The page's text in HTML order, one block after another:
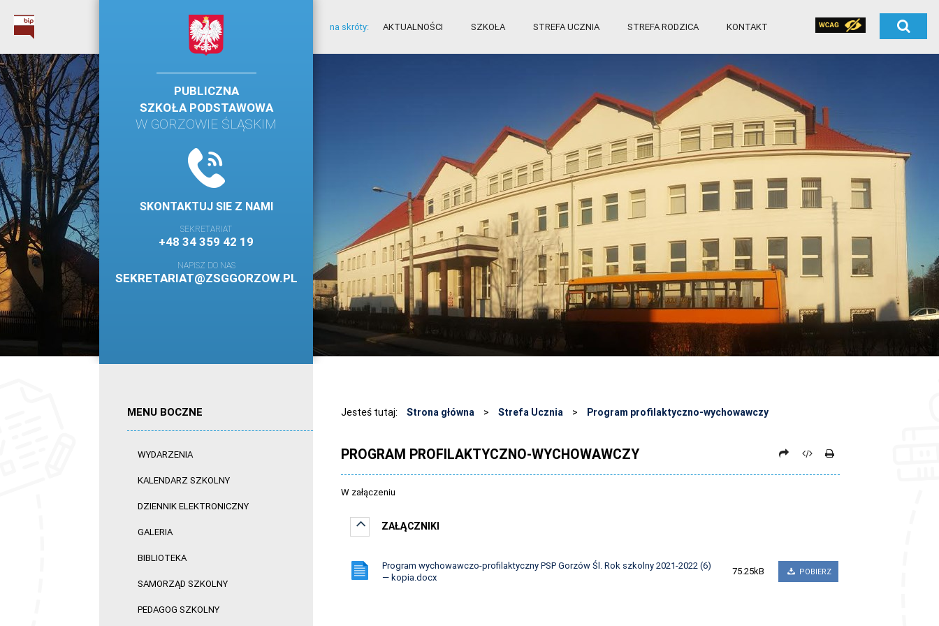
na skróty: AKTUALNOŚCI SZKOŁA STREFA UCZNIA STREFA RODZICA KONTAKT
PUBLICZNA
SZKOŁA PODSTAWOWA
W GORZOWIE ŚLĄSKIM
SKONTAKTUJ SIE Z NAMI
SEKRETARIAT
+48 34 359 42 19
NAPISZ DO NAS
SEKRETARIAT@ZSGGORZOW.PL
MENU BOCZNE
WYDARZENIA
KALENDARZ SZKOLNY
DZIENNIK ELEKTRONICZNY
GALERIA
BIBLIOTEKA
SAMORZĄD SZKOLNY
PEDAGOG SZKOLNY
Jesteś tutaj: Strona główna > Strefa Ucznia > Program profilaktyczno-wychowawczy
PROGRAM PROFILAKTYCZNO-WYCHOWAWCZY
W załączeniu
ZAŁĄCZNIKI
Program wychowawczo-profilaktyczny PSP Gorzów Śl. Rok szkolny 2021-2022 (6)
— kopia.docx
75.25kB POBIERZ